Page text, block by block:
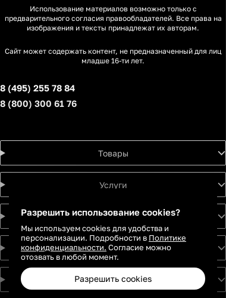
Использование материалов возможно только с
предварительного согласия правообладателей. Все права на
изображения и тексты принадлежат их авторам.
Сайт может содержать контент, не предназначенный для лиц
младше 16-ти лет.
8 (495) 255 78 84
8 (800) 300 61 76
Товары
Услуги
Идеи
О проекте
Для партнеров
Разрешить использование cookies?
Мы используем cookies для удобства и
персонализации. Подробности в Политике
конфиденциальности. Согласие можно
отозвать в любой момент.
Разрешить cookies